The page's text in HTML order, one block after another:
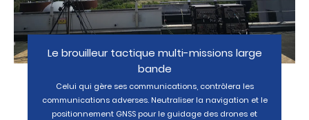
Le brouilleur tactique multi-missions large
bande
Celui qui gère ses communications, contrôlera les
communications adverses. Neutraliser la navigation et le
positionnement GNSS pour le guidage des drones et